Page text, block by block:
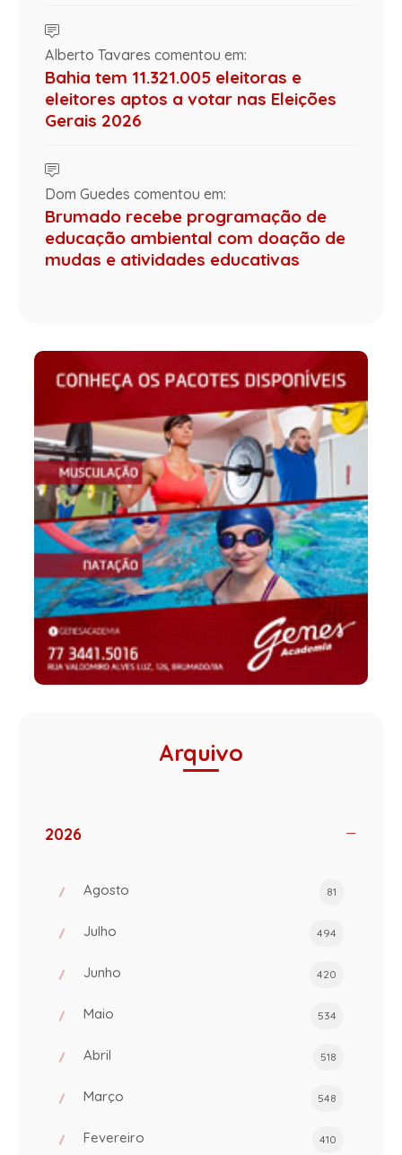
Alberto Tavares comentou em:
Bahia tem 11.321.005 eleitoras e
eleitores aptos a votar nas Eleições
Gerais 2026
Dom Guedes comentou em:
Brumado recebe programação de
educação ambiental com doação de
mudas e atividades educativas
Arquivo
2026
Agosto 81
Julho 494
Junho 420
Maio 534
Abril 518
Março 548
Fevereiro 410